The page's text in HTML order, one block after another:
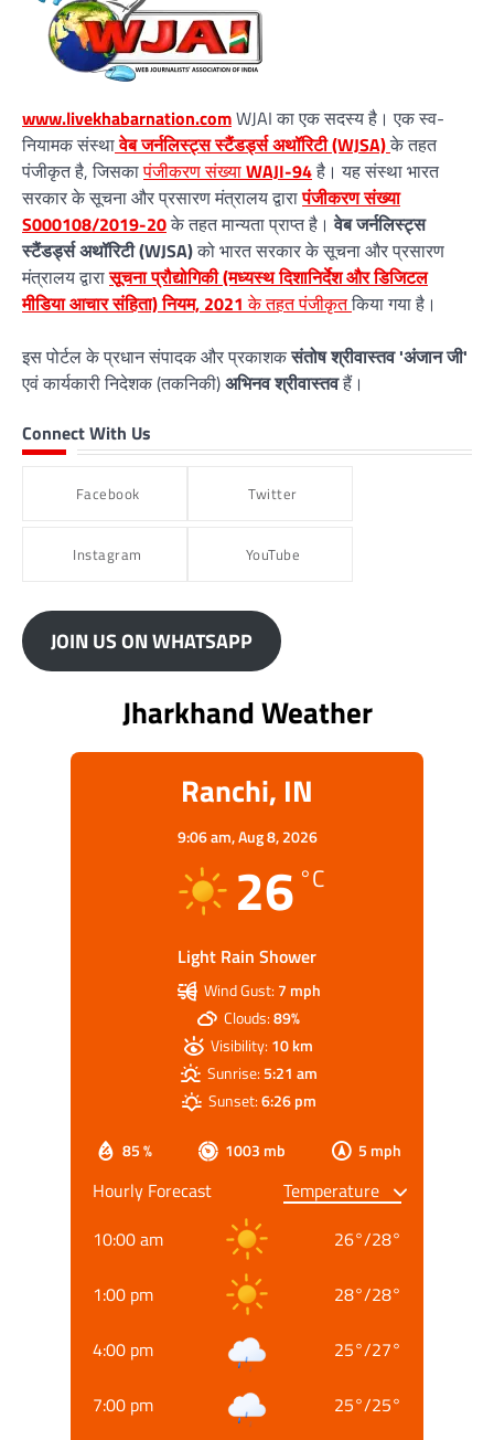
www.livekhabarnation.comWJAI का एक सदस्य है। एक स्व-
नियामक संस्थावेब जर्नलिस्ट्स स्टैंडर्ड्स अथॉरिटी (WJSA)के तहत
पंजीकृत है, जिसकापंजीकरण संख्याWAJI-94है। यह संस्था भारत
सरकार के सूचना और प्रसारण मंत्रालय द्वारापंजीकरण संख्या
S000108/2019-20के तहत मान्यता प्राप्त है।वेब जर्नलिस्ट्स
स्टैंडर्ड्स अथॉरिटी (WJSA)को भारत सरकार के सूचना और प्रसारण
मंत्रालय द्वारासूचना प्रौद्योगिकी (मध्यस्थ दिशानिर्देश और डिजिटल
मीडिया आचार संहिता) नियम, 2021 के तहत पंजीकृतकिया गया है।
इस पोर्टल के प्रधान संपादक और प्रकाशकसंतोष श्रीवास्तव 'अंजान जी'
एवं कार्यकारी निदेशक (तकनिकी)अभिनव श्रीवास्तवहैं।
Connect With Us
Facebook Twitter
Instagram YouTube
JOIN US ON WHATSAPP
Jharkhand Weather
Ranchi, IN
9:06 am,Aug 8, 2026
26 °C
Light Rain Shower
85 % 1003 mb 5 mph
Wind Gust: 7 mph
Clouds:89%
Visibility:10 km
Sunrise:5:21 am
Sunset:6:26 pm
Hourly Forecast
10:00 am
26°/28°
1:00 pm 28°/28°
4:00 pm 25°/27°
7:00 pm 25°/25°